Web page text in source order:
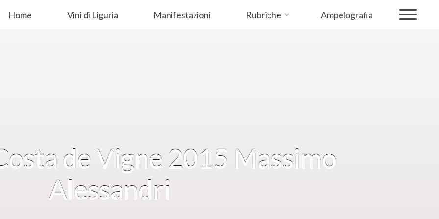
Home Vini di Liguria Manifestazioni Rubriche Ampelografia
de Vigne 2015 Massimo
Alessandri